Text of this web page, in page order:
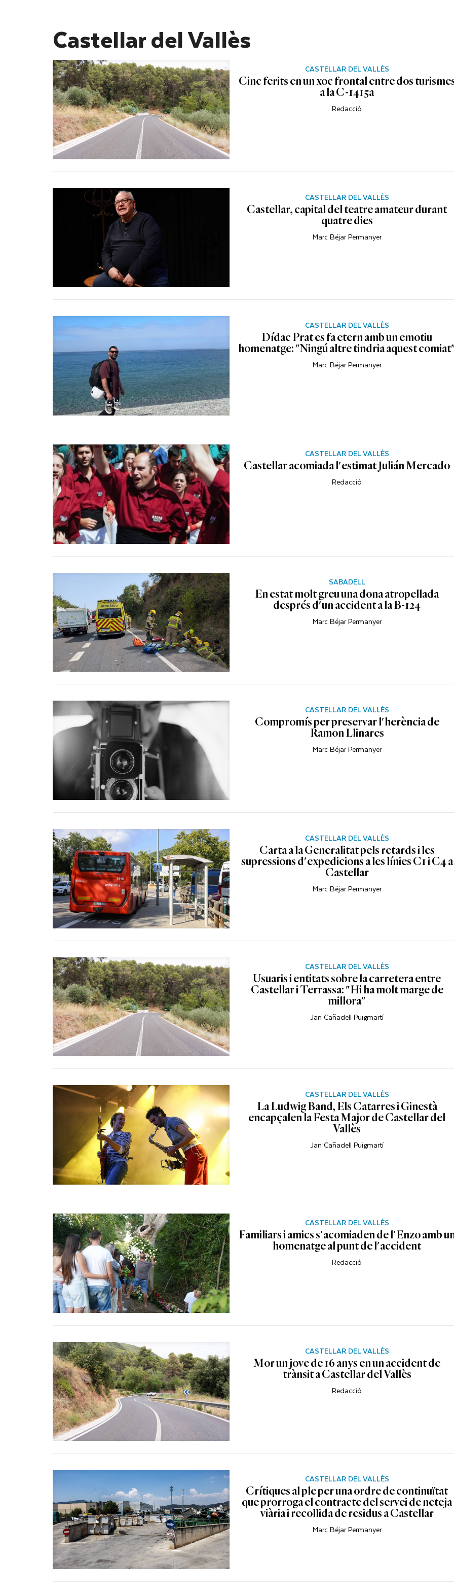
Castellar del Vallès
CASTELLAR DEL VALLÈS
Cinc ferits en un xoc frontal entre dos
a la C-1415a
Redacció
CASTELLAR DEL VALLÈS
Castellar, capital del teatre amateur durant
quatre dies
Marc Béjar Permanyer
CASTELLAR DEL VALLÈS
Dídac Prat es fa etern amb un emotiu
homenatge: "Ningú altre tindria aquest
Marc Béjar Permanyer
CASTELLAR DEL VALLÈS
Castellar acomiada l'estimat Julián Mercado
Redacció
SABADELL
En estat molt greu una dona atropellada
després d'un accident a la B-124
Marc Béjar Permanyer
CASTELLAR DEL VALLÈS
Compromís per preservar l'herència de
Ramon Llinares
Marc Béjar Permanyer
CASTELLAR DEL VALLÈS
Carta a la Generalitat pels retards i les
supressions d'expedicions a les línies C1 i C4 a
Castellar
Marc Béjar Permanyer
CASTELLAR DEL VALLÈS
Usuaris i entitats sobre la carretera entre
Castellar i Terrassa: "Hi ha molt marge de
millora"
Jan Cañadell Puigmartí
CASTELLAR DEL VALLÈS
La Ludwig Band, Els Catarres i Ginestà
encapçalen la Festa Major de Castellar del
Vallès
Jan Cañadell Puigmartí
CASTELLAR DEL VALLÈS
Familiars i amics s'acomiaden de l'Enzo amb
homenatge al punt de l'accident
Redacció
CASTELLAR DEL VALLÈS
Mor un jove de 16 anys en un accident de
trànsit a Castellar del Vallès
Redacció
CASTELLAR DEL VALLÈS
Crítiques al ple per una ordre de continuïtat
que prorroga el contracte del servei de neteja
viària i recollida de residus a Castellar
Marc Béjar Permanyer